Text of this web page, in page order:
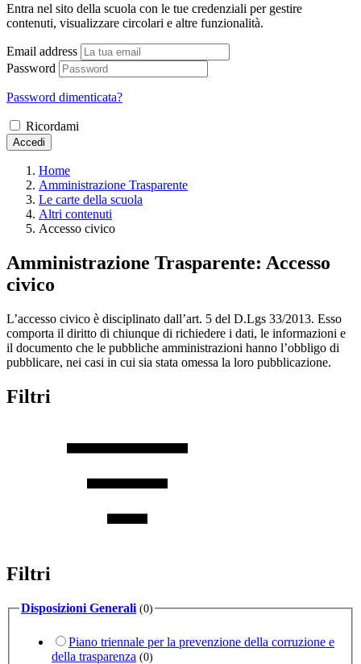
Entra nel sito della scuola con le tue credenziali per gestire
contenuti, visualizzare circolari e altre funzionalità.
Email address
Password
Password dimenticata?
Ricordami
Accedi
Home
Amministrazione Trasparente
Le carte della scuola
Altri contenuti
Accesso civico
Amministrazione Trasparente: Accesso
civico
L’accesso civico è disciplinato dall’art. 5 del D.Lgs 33/2013. Esso
comporta il diritto di chiunque di richiedere i dati, le informazioni e
il documento che le pubbliche amministrazioni hanno l’obbligo di
pubblicare, nei casi in cui sia stata omessa la loro pubblicazione.
Filtri
Filtri
Disposizioni Generali (0)
Piano triennale per la prevenzione della corruzione e
della trasparenza (0)